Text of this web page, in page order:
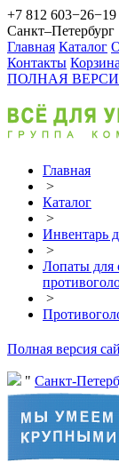
+7 812 603−26−19
Санкт–Петербург
Главная Каталог
Контакты Корзина
ПОЛНАЯ
Главная
>
Каталог
>
Инвентарь
>
Лопаты для
>
Полная версия
Санкт-